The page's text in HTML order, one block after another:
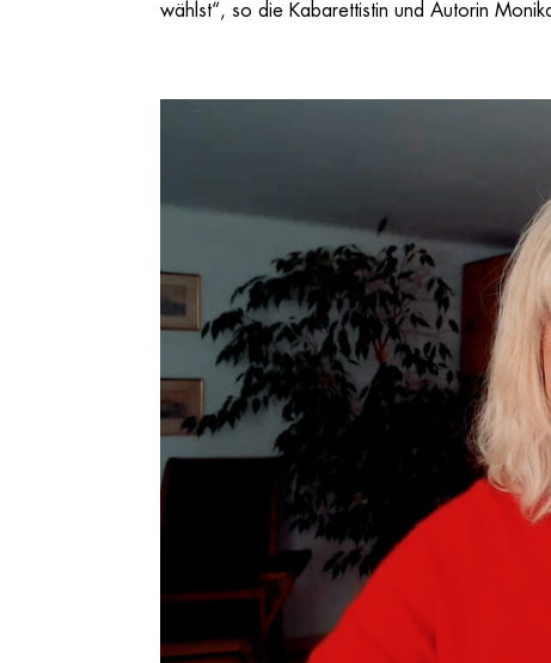
wählst“, so die Kabarettistin und Autorin